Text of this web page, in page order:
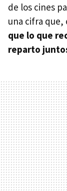
de los cines
una cifra que,
que lo que
reparto